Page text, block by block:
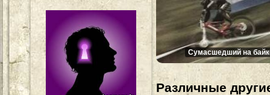
Сумасшедший на
Различные